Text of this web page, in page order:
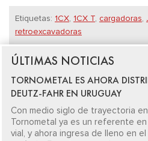
Etiquetas: 1CX, 1CX T, cargadoras,
retroexcavadoras
ÚLTIMAS NOTICIAS
TORNOMETAL ES AHORA
DEUTZ-FAHR EN URUGUAY
Con medio siglo de trayectoria
Tornometal ya es un referente
vial, y ahora ingresa de lleno en